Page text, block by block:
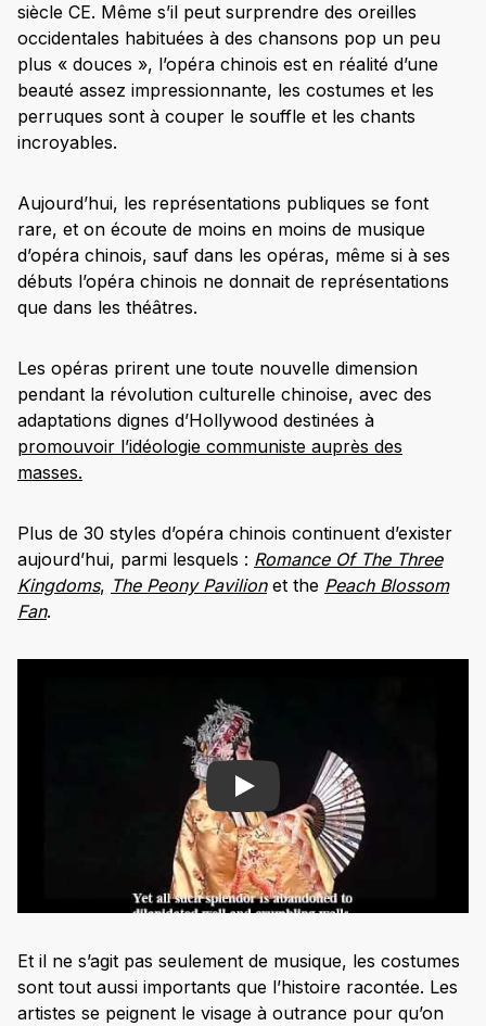
siècle CE. Même s’il peut surprendre des oreilles
occidentales habituées à des chansons pop un peu
plus « douces », l’opéra chinois est en réalité d’une
beauté assez impressionnante, les costumes et les
perruques sont à couper le souffle et les chants
incroyables.
Aujourd’hui, les représentations publiques se font
rare, et on écoute de moins en moins de musique
d’opéra chinois, sauf dans les opéras, même si à ses
débuts l’opéra chinois ne donnait de représentations
que dans les théâtres.
Les opéras prirent une toute nouvelle dimension
pendant la révolution culturelle chinoise, avec des
adaptations dignes d’Hollywood destinées à
promouvoir l’idéologie communiste auprès des
masses.
Plus de 30 styles d’opéra chinois continuent d’exister
aujourd’hui, parmi lesquels : Romance Of The Three
Kingdoms, The Peony Pavilionet the Peach Blossom
Fan.
Play
Et il ne s’agit pas seulement de musique, les costumes
sont tout aussi importants que l’histoire racontée. Les
artistes se peignent le visage à outrance pour qu’on